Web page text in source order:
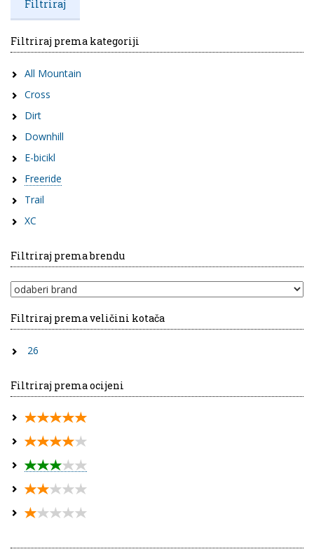
Filtriraj prema kategoriji
All Mountain
Cross
Dirt
Downhill
E-bicikl
Freeride
Trail
XC
Filtriraj prema brendu
Filtriraj prema veličini kotača
26
Filtriraj prema ocijeni